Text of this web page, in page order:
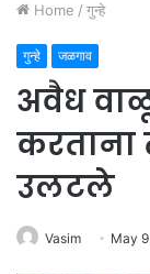
Home / गुन्हे
गुन्हे जळगाव
अवैध
करताना
उलटले
Vasim May